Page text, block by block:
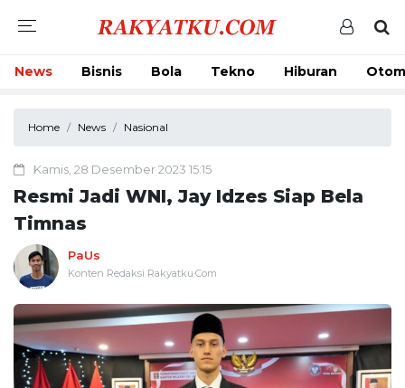
News Bisnis Bola Tekno Hiburan
Home News Nasional
Kamis, 28 Desember 2023 15:15
Resmi Jadi WNI, Jay Idzes Siap Bela
Timnas
PaUs
Konten Redaksi Rakyatku.Com